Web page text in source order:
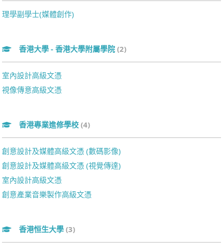
理學副學士(媒體創作)
香港大學 - 香港大學附屬學院 (2)
室內設計高級文憑
視像傳意高級文憑
香港專業進修學校 (4)
創意設計及媒體高級文憑 (數碼影像)
創意設計及媒體高級文憑 (視覺傳達)
室內設計高級文憑
創意產業音樂製作高級文憑
香港恒生大學 (3)